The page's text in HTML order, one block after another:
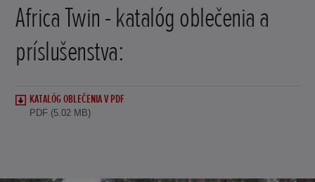
Africa Twin - katalóg oblečenia a
príslušenstva:
KATALÓG OBLEČENIA V PDF
PDF (5.02 MB)